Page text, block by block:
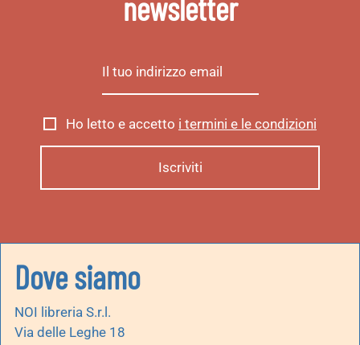
newsletter
Ho letto e accetto i termini e le condizioni
Dove siamo
NOI libreria S.r.l.
Via delle Leghe 18